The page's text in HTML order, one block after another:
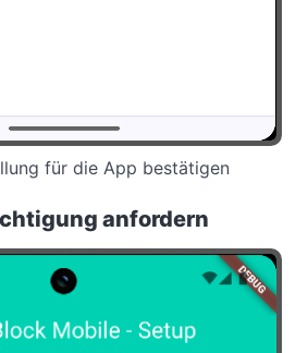
für die App bestätigen
anfordern